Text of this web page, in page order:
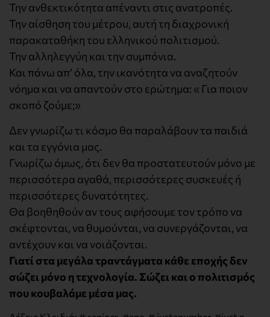
Την ανθεκτικότητα απέναντι στις ανατροπές.
Την αίσθηση του μέτρου, αυτή τη διαχρονική
παρακαταθήκη του ελληνικού πολιτισμού.
Την αλληλεγγύη και την συμπόνια.
Και πάνω απ’ όλα, την ικανότητα να αναζητούν
νόημα και να απαντούν στο ερώτημα: « Για ποιον
σκοπό ζούμε;»
Δεν γνωρίζω τι κόσμο θα παραλάβουν τα παιδιά
και τα εγγόνια μας.
Γνωρίζω όμως, ότι δεν θα προστατευτούν μόνο με
περισσότερα αγαθά, περισσότερες συσκευές ή
περισσότερες δυνατότητες.
Θα βοηθηθούν αν τους αφήσουμε τον τρόπο να
σκέφτονται, να θυμούνται, να συνεργάζονται, να
αντέχουν και να νοιάζονται.
Γιατί στα μεγάλα τραντάγματα κάθε εποχής δεν
σώζει μόνο η τεχνολογία. Σώζει και ο πολιτισμός
που κουβαλάμε μέσα μας.